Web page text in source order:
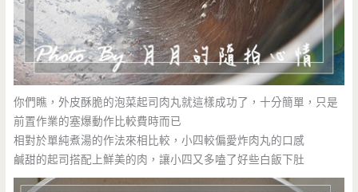
你們瞧，外皮酥脆的泡菜起司肉丸就這樣成功了，十分簡單，只是
前置作業的塞爆動作比較費時而已
相對於單純煮湯的作法來相比較，小四較偏愛炸肉丸的口感
鹹甜的起司搭配上鮮美的肉，讓小四又多嗑了好些白飯下肚